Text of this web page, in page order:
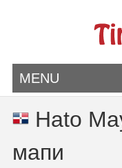
MENU
Hato
мапи